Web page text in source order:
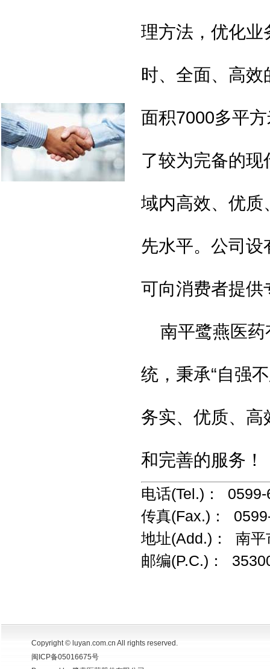
理方法，优化业
时、全面、高
面积7000多平
了较为完备的
域内高效、优质
先水平。公司设
可向消费者提供
南平鹭燕医
统，秉承“自强
务实、优质、高
和完善的服务！
电话(Tel.)：
传真(Fax.)：
地址(Add.)： 南平
邮编(P.C.)：
Copyright © luyan.com.cn All rights reserved.
闽ICP备05016675号